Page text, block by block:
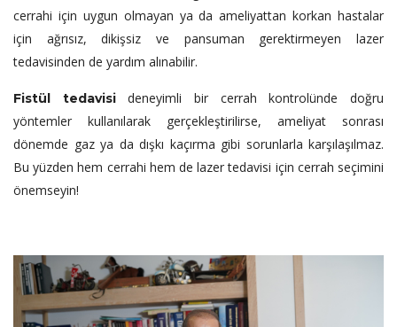
cerrahi için uygun olmayan ya da ameliyattan korkan hastalar
için ağrısız, dikişsiz ve pansuman gerektirmeyen lazer
tedavisinden de yardım alınabilir.
Fistül tedavisideneyimli bir cerrah kontrolünde doğru
yöntemler kullanılarak gerçekleştirilirse, ameliyat sonrası
dönemde gaz ya da dışkı kaçırma gibi sorunlarla karşılaşılmaz.
Bu yüzden hem cerrahi hem de lazer tedavisi için cerrah seçimini
önemseyin!